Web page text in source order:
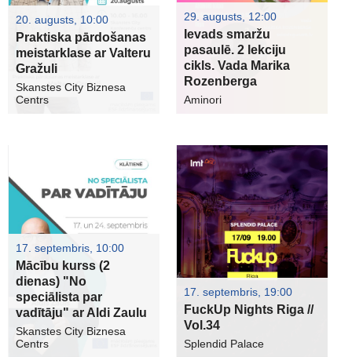
20. augusts, 10:00
Praktiska pārdošanas
meistarklase ar Valteru
Gražuli
Skanstes City Biznesa
Centrs
29. augusts, 12:00
Ievads smaržu
pasaulē. 2 lekciju
cikls. Vada Marika
Rozenberga
Aminori
17. septembris, 10:00
Mācību kurss (2
dienas) "No
speciālista par
vadītāju" ar Aldi Zaulu
Skanstes City Biznesa
Centrs
17. septembris, 19:00
FuckUp Nights Riga //
Vol.34
Splendid Palace